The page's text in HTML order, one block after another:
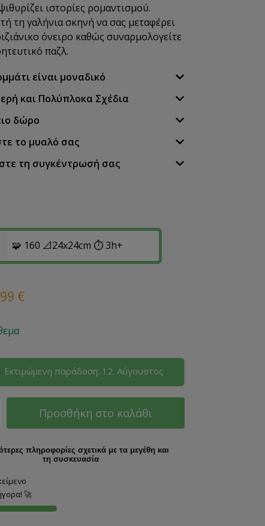
ιστορίες ρομαντισμού.
τη γαλήνια σκηνή να σας μεταφέρει
όνειρο καθώς συναρμολογείτε
παζλ.
είναι μοναδικό
και Πολύπλοκα Σχέδια
δώρο
το μυαλό σας
τη συγκέντρωσή σας
🧩 160 📐24x24cm ⏱️ 3h+
€
Εκτιμώμενη παράδοση: 12. Αύγουστος
Προσθήκη στο καλάθι
πληροφορίες σχετικά με τα μεγέθη και
τη συσκευασία
🚀